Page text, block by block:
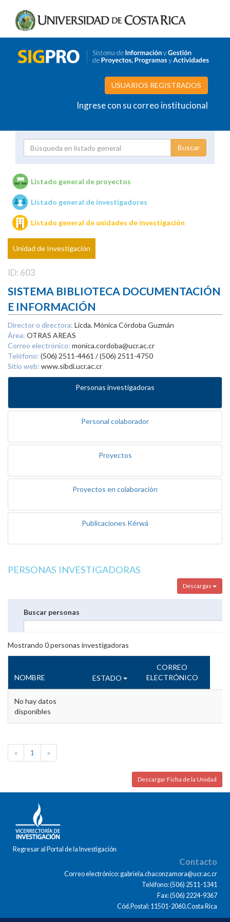
USUARIOS REGISTRADOS
Ingrese con su correo institucional
Unidades de investigación
Listado general de proyectos
Listado general de investigadores
Listado general de unidades de investigación
Unidad de Investigación
ID: 603
SISTEMA BIBLIOTECA DOCUMENTACIÓN
E INFORMACIÓN
Director o directora: Licda. Mónica Córdoba Guzmán
Área: OTRAS AREAS
Correo electrónico: monica.cordoba@ucr.ac.cr
Teléfono: (506) 2511-4461 / (506) 2511-4750
Sitio web: www.sibdi.ucr.ac.cr
Personas investigadoras
Personal colaborador
Proyectos
Proyectos en colaboración
Publicaciones Kérwá
PERSONAS INVESTIGADORAS
Descargas
Buscar personas
Mostrando 0personas investigadoras
NOMBRE ESTADO
CORREO
ELECTRÓNICO
No hay datos
disponibles
« 1 »
Descargar Ficha de la Unidad
Regresar al Portal de la Investigación
Contacto
Correo electrónico: gabriela.chaconzamora@ucr.ac.cr
Teléfono: (506) 2511-1341
Fax: (506) 2224-9367
Cód.Postal: 11501-2060,Costa Rica